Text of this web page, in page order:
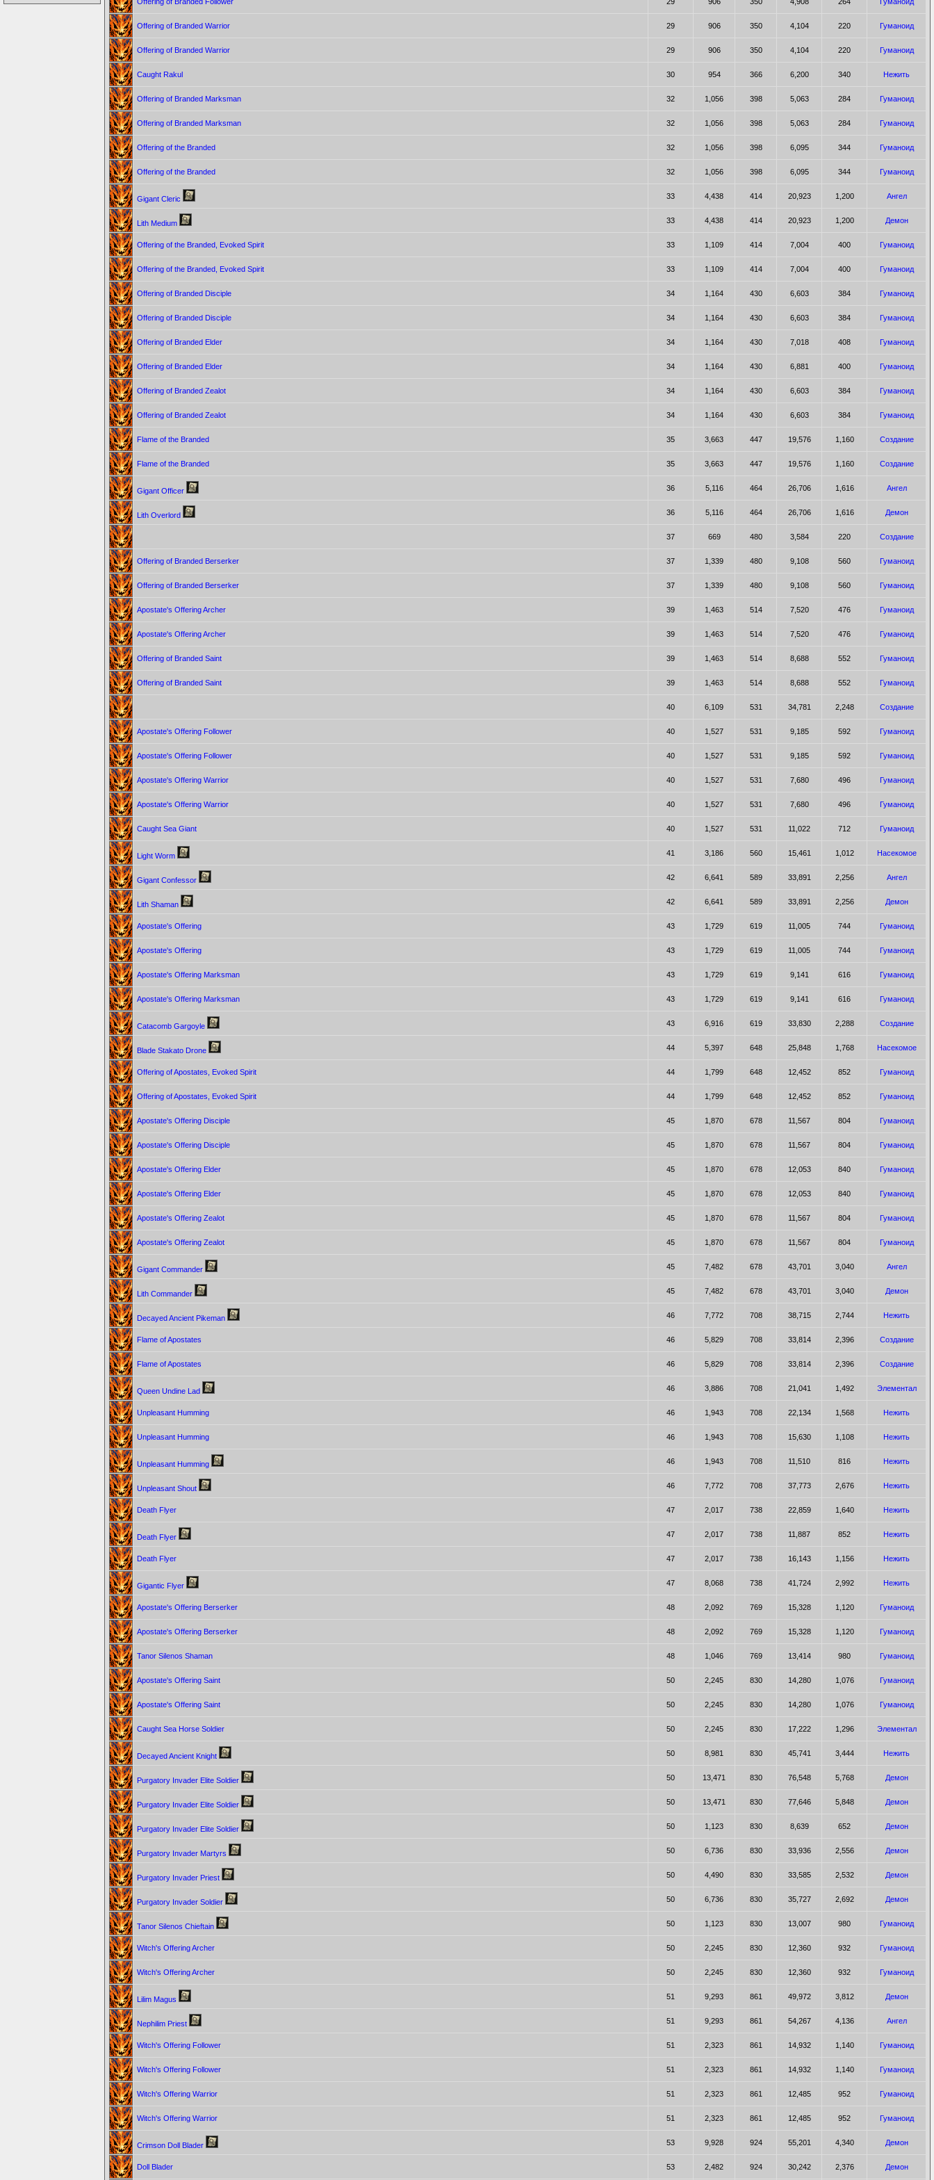
Offering of Branded Warrior 29 906 350 4,104 220 Гуманоид
Offering of Branded Warrior 29 906 350 4,104 220 Гуманоид
Caught Rakul 30 954 366 6,200 340 Нежить
Offering of Branded Marksman 32 1,056 398 5,063 284 Гуманоид
Offering of Branded Marksman 32 1,056 398 5,063 284 Гуманоид
Offering of the Branded 32 1,056 398 6,095 344 Гуманоид
Offering of the Branded 32 1,056 398 6,095 344 Гуманоид
Gigant Cleric 33 4,438 414 20,923 1,200 Ангел
Lith Medium 33 4,438 414 20,923 1,200 Демон
Offering of the Branded, Evoked Spirit 33 1,109 414 7,004 400 Гуманоид
Offering of the Branded, Evoked Spirit 33 1,109 414 7,004 400 Гуманоид
Offering of Branded Disciple 34 1,164 430 6,603 384 Гуманоид
Offering of Branded Disciple 34 1,164 430 6,603 384 Гуманоид
Offering of Branded Elder 34 1,164 430 7,018 408 Гуманоид
Offering of Branded Elder 34 1,164 430 6,881 400 Гуманоид
Offering of Branded Zealot 34 1,164 430 6,603 384 Гуманоид
Offering of Branded Zealot 34 1,164 430 6,603 384 Гуманоид
Flame of the Branded 35 3,663 447 19,576 1,160 Создание
Flame of the Branded 35 3,663 447 19,576 1,160 Создание
Gigant Officer 36 5,116 464 26,706 1,616 Ангел
Lith Overlord 36 5,116 464 26,706 1,616 Демон
37 669 480 3,584 220 Создание
Offering of Branded Berserker 37 1,339 480 9,108 560 Гуманоид
Offering of Branded Berserker 37 1,339 480 9,108 560 Гуманоид
Apostate's Offering Archer 39 1,463 514 7,520 476 Гуманоид
Apostate's Offering Archer 39 1,463 514 7,520 476 Гуманоид
Offering of Branded Saint 39 1,463 514 8,688 552 Гуманоид
Offering of Branded Saint 39 1,463 514 8,688 552 Гуманоид
40 6,109 531 34,781 2,248 Создание
Apostate's Offering Follower 40 1,527 531 9,185 592 Гуманоид
Apostate's Offering Follower 40 1,527 531 9,185 592 Гуманоид
Apostate's Offering Warrior 40 1,527 531 7,680 496 Гуманоид
Apostate's Offering Warrior 40 1,527 531 7,680 496 Гуманоид
Caught Sea Giant 40 1,527 531 11,022 712 Гуманоид
Light Worm 41 3,186 560 15,461 1,012 Насекомое
Gigant Confessor 42 6,641 589 33,891 2,256 Ангел
Lith Shaman 42 6,641 589 33,891 2,256 Демон
Apostate's Offering 43 1,729 619 11,005 744 Гуманоид
Apostate's Offering 43 1,729 619 11,005 744 Гуманоид
Apostate's Offering Marksman 43 1,729 619 9,141 616 Гуманоид
Apostate's Offering Marksman 43 1,729 619 9,141 616 Гуманоид
Catacomb Gargoyle 43 6,916 619 33,830 2,288 Создание
Blade Stakato Drone 44 5,397 648 25,848 1,768 Насекомое
Offering of Apostates, Evoked Spirit 44 1,799 648 12,452 852 Гуманоид
Offering of Apostates, Evoked Spirit 44 1,799 648 12,452 852 Гуманоид
Apostate's Offering Disciple 45 1,870 678 11,567 804 Гуманоид
Apostate's Offering Disciple 45 1,870 678 11,567 804 Гуманоид
Apostate's Offering Elder 45 1,870 678 12,053 840 Гуманоид
Apostate's Offering Elder 45 1,870 678 12,053 840 Гуманоид
Apostate's Offering Zealot 45 1,870 678 11,567 804 Гуманоид
Apostate's Offering Zealot 45 1,870 678 11,567 804 Гуманоид
Gigant Commander 45 7,482 678 43,701 3,040 Ангел
Lith Commander 45 7,482 678 43,701 3,040 Демон
Decayed Ancient Pikeman 46 7,772 708 38,715 2,744 Нежить
Flame of Apostates 46 5,829 708 33,814 2,396 Создание
Flame of Apostates 46 5,829 708 33,814 2,396 Создание
Queen Undine Lad 46 3,886 708 21,041 1,492 Элементал
Unpleasant Humming 46 1,943 708 22,134 1,568 Нежить
Unpleasant Humming 46 1,943 708 15,630 1,108 Нежить
Unpleasant Humming 46 1,943 708 11,510 816 Нежить
Unpleasant Shout 46 7,772 708 37,773 2,676 Нежить
Death Flyer 47 2,017 738 22,859 1,640 Нежить
Death Flyer 47 2,017 738 11,887 852 Нежить
Death Flyer 47 2,017 738 16,143 1,156 Нежить
Gigantic Flyer 47 8,068 738 41,724 2,992 Нежить
Apostate's Offering Berserker 48 2,092 769 15,328 1,120 Гуманоид
Apostate's Offering Berserker 48 2,092 769 15,328 1,120 Гуманоид
Tanor Silenos Shaman 48 1,046 769 13,414 980 Гуманоид
Apostate's Offering Saint 50 2,245 830 14,280 1,076 Гуманоид
Apostate's Offering Saint 50 2,245 830 14,280 1,076 Гуманоид
Caught Sea Horse Soldier 50 2,245 830 17,222 1,296 Элементал
Decayed Ancient Knight 50 8,981 830 45,741 3,444 Нежить
Purgatory Invader Elite Soldier 50 13,471 830 76,548 5,768 Демон
Purgatory Invader Elite Soldier 50 13,471 830 77,646 5,848 Демон
Purgatory Invader Elite Soldier 50 1,123 830 8,639 652 Демон
Purgatory Invader Martyrs 50 6,736 830 33,936 2,556 Демон
Purgatory Invader Priest 50 4,490 830 33,585 2,532 Демон
Purgatory Invader Soldier 50 6,736 830 35,727 2,692 Демон
Tanor Silenos Chieftain 50 1,123 830 13,007 980 Гуманоид
Witch's Offering Archer 50 2,245 830 12,360 932 Гуманоид
Witch's Offering Archer 50 2,245 830 12,360 932 Гуманоид
Lilim Magus 51 9,293 861 49,972 3,812 Демон
Nephilim Priest 51 9,293 861 54,267 4,136 Ангел
Witch's Offering Follower 51 2,323 861 14,932 1,140 Гуманоид
Witch's Offering Follower 51 2,323 861 14,932 1,140 Гуманоид
Witch's Offering Warrior 51 2,323 861 12,485 952 Гуманоид
Witch's Offering Warrior 51 2,323 861 12,485 952 Гуманоид
Crimson Doll Blader 53 9,928 924 55,201 4,340 Демон
Doll Blader 53 2,482 924 30,242 2,376 Демон